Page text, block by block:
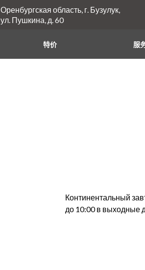
Оренбургская область, г. Бузулук,
ул. Пушкина, д. 60
特价 服
Континентальный
до 10:00 в выходные